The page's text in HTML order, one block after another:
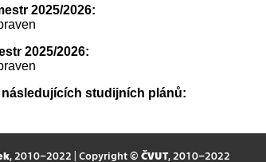
2025/2026:
2025/2026:
následujících studijních plánů:
, 2010–2022 | Copyright © ČVUT, 2010–2022